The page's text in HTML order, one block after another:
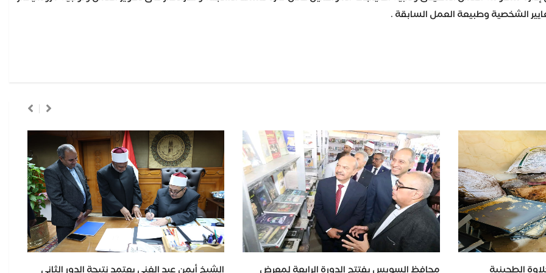
الشخصية وطبيعة العمل السابقة .
الطحينية محافظ السويس يفتتح الدورة الرابعة لمعرض الشيخ أيمن عبد الغني يعتمد نتيجة الدور الثاني